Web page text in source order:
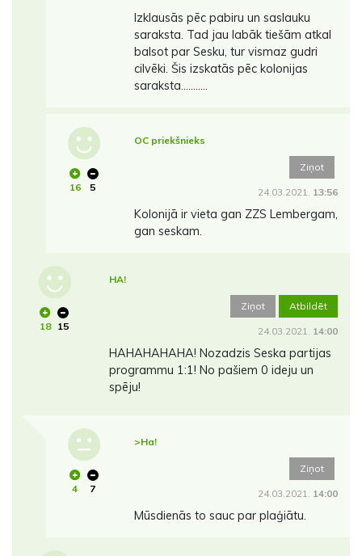
Izklausās pēc pabiru un saslauku
saraksta. Tad jau labāk tiešām atkal
balsot par Sesku, tur vismaz gudri
cilvēki. Šis izskatās pēc kolonijas
saraksta...........
16 5
OC priekšnieks
Ziņot
24.03.2021. 13:56
Kolonijā ir vieta gan ZZS Lembergam,
gan seskam.
18 15
HA!
Ziņot Atbildēt
24.03.2021. 14:00
HAHAHAHAHA! Nozadzis Seska partijas
programmu 1:1! No pašiem 0 ideju un
spēju!
4 7
>Ha!
Ziņot
24.03.2021. 14:00
Mūsdienās to sauc par plaģiātu.